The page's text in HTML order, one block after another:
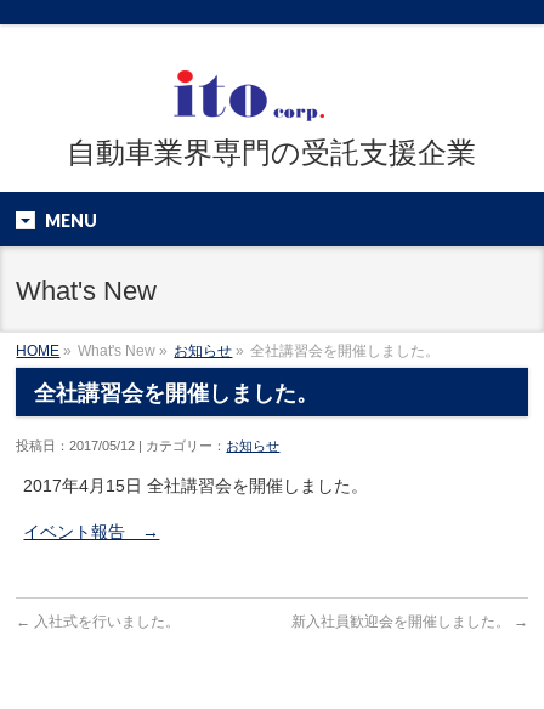
自動車業界専門の受託支援企業
MENU
What's New
HOME » What's New » お知らせ » 全社講習会を開催しました。
全社講習会を開催しました。
投稿日：2017/05/12 | カテゴリー： お知らせ
2017年4月15日 全社講習会を開催しました。
イベント報告 →
← 入社式を行いました。 新入社員歓迎会を開催しました。 →